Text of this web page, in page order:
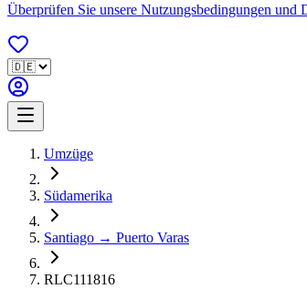
Überprüfen Sie unsere Nutzungsbedingungen und
Umzüge
Südamerika
Santiago → Puerto Varas
RLC111816